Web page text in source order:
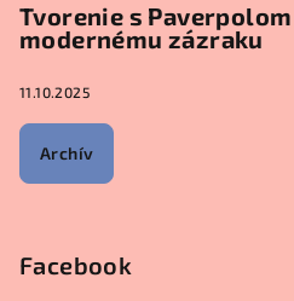
Tvorenie s
modernému zázraku
11.10.2025
Archív
Facebook